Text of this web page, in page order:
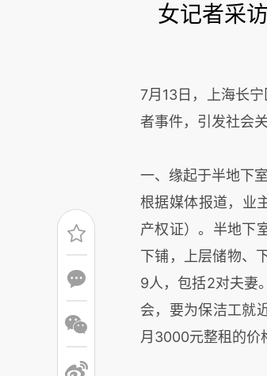
女记者采
7月13日，上海长
者事件，引发社会关
一、缘起于半地下
根据媒体报道，业
产权证）。半地下
下铺，上层储物、
9人，包括2对夫妻
会，要为保洁工就
月3000元整租的价